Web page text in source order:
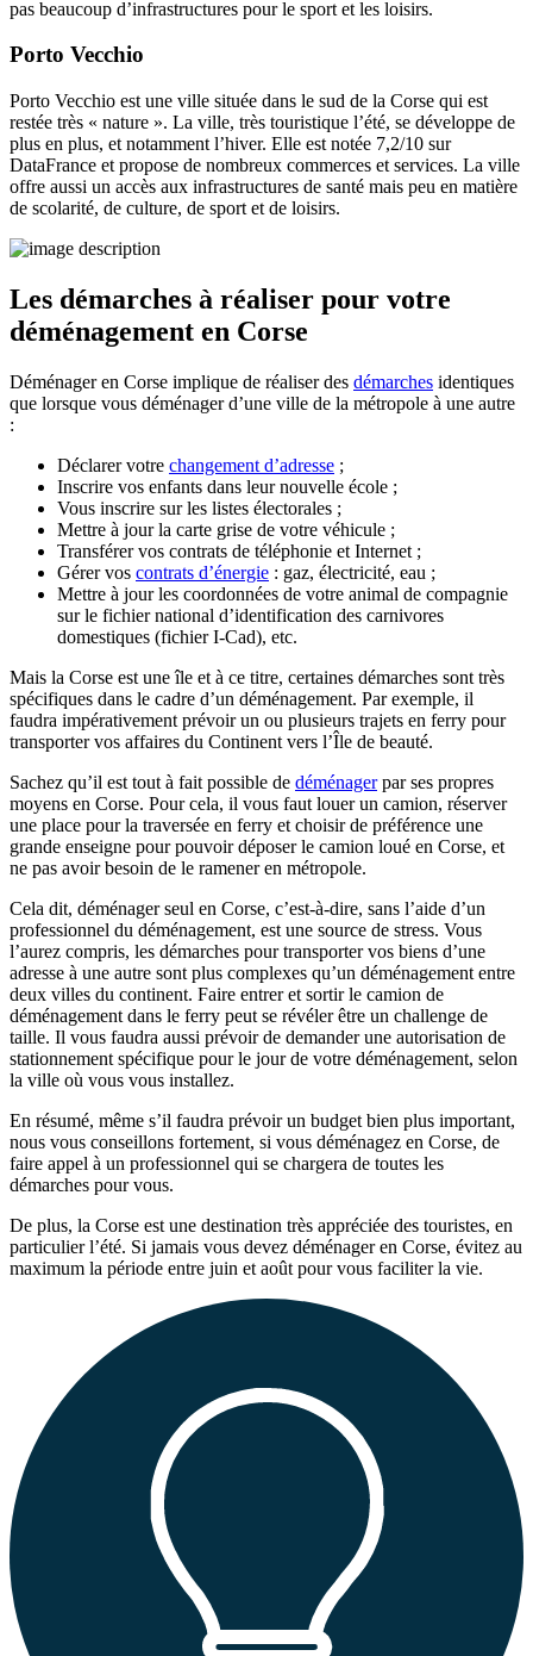
pas beaucoup d’infrastructures pour le sport et les loisirs.
Porto Vecchio
Porto Vecchio est une ville située dans le sud de la Corse qui est
restée très « nature ». La ville, très touristique l’été, se développe de
plus en plus, et notamment l’hiver. Elle est notée 7,2/10 sur
DataFrance et propose de nombreux commerces et services. La ville
offre aussi un accès aux infrastructures de santé mais peu en matière
de scolarité, de culture, de sport et de loisirs.
Les démarches à réaliser pour votre
déménagement en Corse
Déménager en Corse implique de réaliser des démarches identiques
que lorsque vous déménager d’une ville de la métropole à une autre
:
Déclarer votre changement d’adresse ;
Inscrire vos enfants dans leur nouvelle école ;
Vous inscrire sur les listes électorales ;
Mettre à jour la carte grise de votre véhicule ;
Transférer vos contrats de téléphonie et Internet ;
Gérer vos contrats d’énergie : gaz, électricité, eau ;
Mettre à jour les coordonnées de votre animal de compagnie
sur le fichier national d’identification des carnivores
domestiques (fichier I-Cad), etc.
Mais la Corse est une île et à ce titre, certaines démarches sont très
spécifiques dans le cadre d’un déménagement. Par exemple, il
faudra impérativement prévoir un ou plusieurs trajets en ferry pour
transporter vos affaires du Continent vers l’Île de beauté.
Sachez qu’il est tout à fait possible de déménagerpar ses propres
moyens en Corse. Pour cela, il vous faut louer un camion, réserver
une place pour la traversée en ferry et choisir de préférence une
grande enseigne pour pouvoir déposer le camion loué en Corse, et
ne pas avoir besoin de le ramener en métropole.
Cela dit, déménager seul en Corse, c’est-à-dire, sans l’aide d’un
professionnel du déménagement, est une source de stress. Vous
l’aurez compris, les démarches pour transporter vos biens d’une
adresse à une autre sont plus complexes qu’un déménagement entre
deux villes du continent. Faire entrer et sortir le camion de
déménagement dans le ferry peut se révéler être un challenge de
taille. Il vous faudra aussi prévoir de demander une autorisation de
stationnement spécifique pour le jour de votre déménagement, selon
la ville où vous vous installez.
En résumé, même s’il faudra prévoir un budget bien plus important,
nous vous conseillons fortement, si vous déménagez en Corse, de
faire appel à un professionnel qui se chargera de toutes les
démarches pour vous.
De plus, la Corse est une destination très appréciée des touristes, en
particulier l’été. Si jamais vous devez déménager en Corse, évitez au
maximum la période entre juin et août pour vous faciliter la vie.